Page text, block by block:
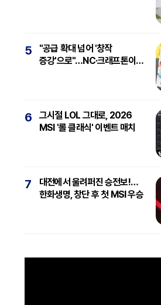
5
"공급 확대 넘어 '창작
증강'으로"…NC·크래프톤이
6
그시절 LOL 그대로, 2026
MSI '롤 클래식' 이벤트 매치
7
대전에서 울려퍼진 승전보!…
한화생명, 창단 후 첫 MSI 우승